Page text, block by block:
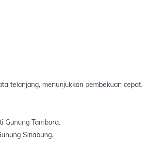
telanjang, menunjukkan pembekuan cepat.
Gunung Tambora.
Sinabung.